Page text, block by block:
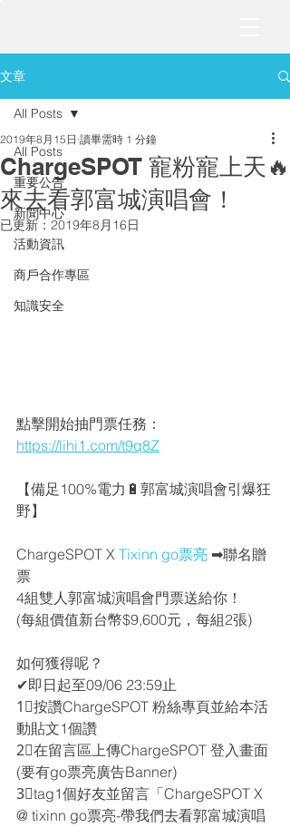
文章
All Posts
重要公告
新聞中心
活動資訊
商戶合作專區
知識安全
All Posts
ChargeSPOT 寵粉寵上天🔥
來去看郭富城演唱會！
2019年8月15日 讀畢需時 1 分鐘
已更新： 2019年8月16日
點擊開始抽門票任務：
https://lihi1.com/t9q8Z
【備足100%電力🔋郭富城演唱會引爆狂
野】
ChargeSPOT X Tixinn go票亮 ➡聯名贈
票
4組雙人郭富城演唱會門票送給你！
(每組價值新台幣$9,600元，每組2張)
如何獲得呢？
✔即日起至09/06 23:59止
1⃣按讚ChargeSPOT 粉絲專頁並給本活
動貼文1個讚
2⃣在留言區上傳ChargeSPOT 登入畫面
(要有go票亮廣告Banner)
3⃣tag1個好友並留言「ChargeSPOT X
@ tixinn go票亮-帶我們去看郭富城演唱